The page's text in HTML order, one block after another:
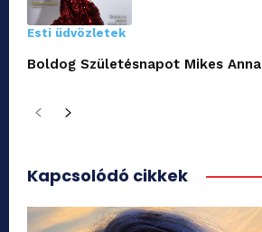
Esti üdvözletek
Boldog Születésnapot Mikes Anna
Kapcsolódó cikkek